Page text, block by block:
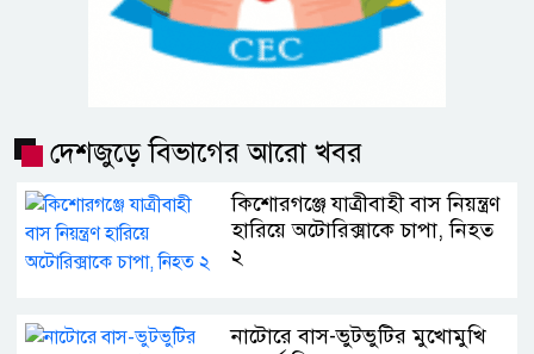
দেশজুড়ে বিভাগের আরো খবর
কিশোরগঞ্জে যাত্রীবাহী বাস নিয়ন্ত্রণ
হারিয়ে অটোরিক্সাকে চাপা, নিহত
২
নাটোরে বাস-ভুটভুটির মুখোমুখি